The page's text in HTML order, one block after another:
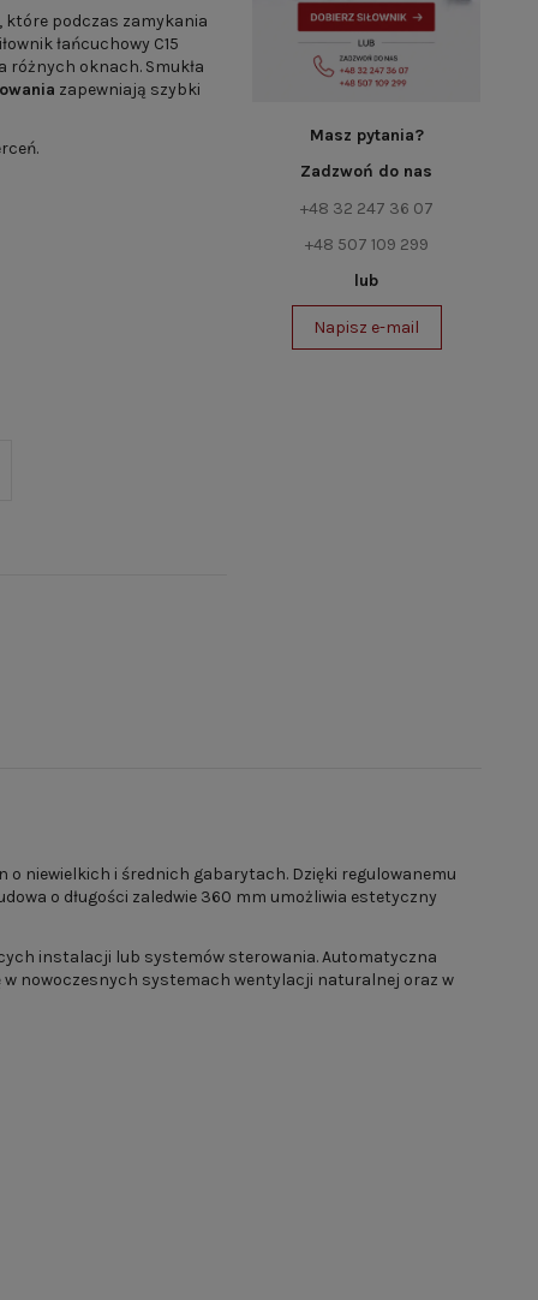
, które podczas zamykania
łańcuchowy C15
oknach. Smukła
zapewniają szybki
Masz pytania?
Zadzwoń do nas
+48 32 247 36 07
+48 507 109 299
lub
Napisz e-mail
niewielkich i średnich gabarytach. Dzięki regulowanemu
o długości zaledwie 360 mm umożliwia estetyczny
instalacji lub systemów sterowania. Automatyczna
w nowoczesnych systemach wentylacji naturalnej oraz w